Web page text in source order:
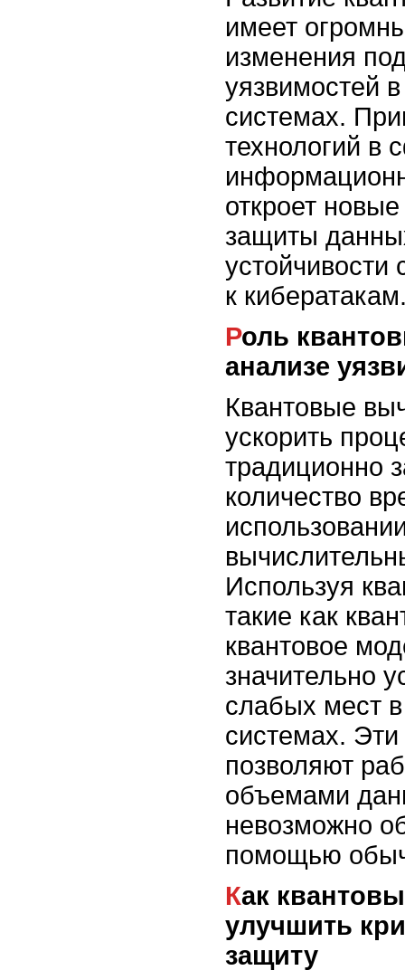
имеет
изменения
уязвимостей
системах.
технологий в
откроет
защиты
к
Роль квантовых вычислений в
анализе
Квантовые
ускорить
традиционно
количество
Используя
такие как
квантовое
значительно
слабых мест
системах.
позволяют
объемами
невозможно
помощью
Как квантовые технологии могут
улучшить
защиту